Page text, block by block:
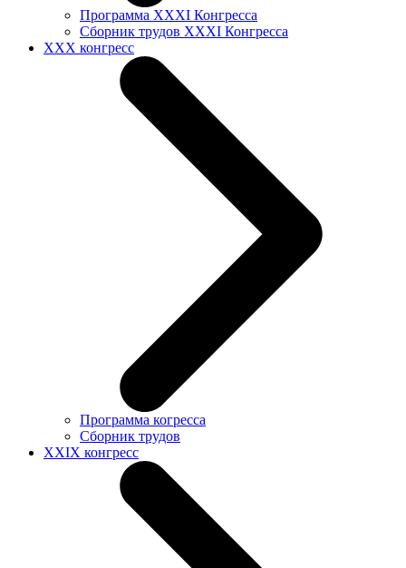
Программа XXXI Конгресса
Сборник трудов XXXI Конгресса
XXX конгресс
Программа когресса
Сборник трудов
XXIX конгресс